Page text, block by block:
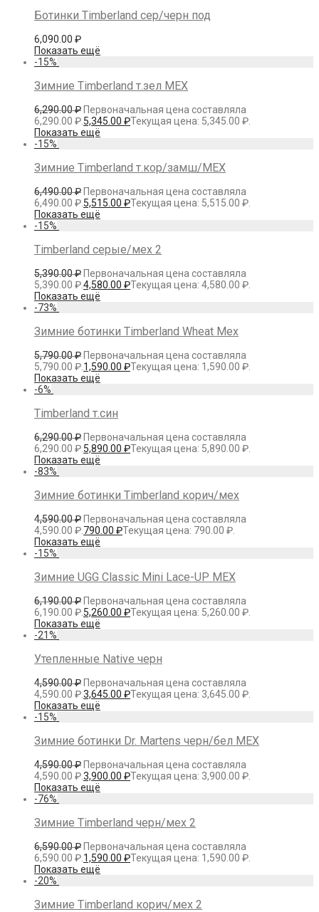
Ботинки Timberland сер/черн под
6,090.00 ₽
Показать ещё
-15%
Зимние Timberland т.зел МЕХ
6,290.00₽ Первоначальная цена составляла
6,290.00 ₽. 5,345.00 ₽Текущая цена: 5,345.00 ₽.
Показать ещё
-15%
Зимние Timberland т.кор/замш/МЕХ
6,490.00₽ Первоначальная цена составляла
6,490.00 ₽. 5,515.00 ₽Текущая цена: 5,515.00 ₽.
Показать ещё
-15%
Timberland серые/мех 2
5,390.00₽ Первоначальная цена составляла
5,390.00 ₽.4,580.00 ₽Текущая цена: 4,580.00 ₽.
Показать ещё
-73%
Зимние ботинки Timberland Wheat Мех
5,790.00₽ Первоначальная цена составляла
5,790.00 ₽. 1,590.00 ₽Текущая цена: 1,590.00 ₽.
Показать ещё
-6%
Timberland т.син
6,290.00₽ Первоначальная цена составляла
6,290.00 ₽. 5,890.00 ₽Текущая цена: 5,890.00 ₽.
Показать ещё
-83%
Зимние ботинки Timberland корич/мех
4,590.00₽ Первоначальная цена составляла
4,590.00 ₽. 790.00 ₽Текущая цена: 790.00 ₽.
Показать ещё
-15%
Зимние UGG Classic Mini Lace-UP МЕХ
6,190.00₽ Первоначальная цена составляла
6,190.00 ₽. 5,260.00 ₽Текущая цена: 5,260.00 ₽.
Показать ещё
-21%
Утепленные Native черн
4,590.00₽ Первоначальная цена составляла
4,590.00 ₽.3,645.00 ₽Текущая цена: 3,645.00 ₽.
Показать ещё
-15%
Зимние ботинки Dr. Martens черн/бел МЕХ
4,590.00₽ Первоначальная цена составляла
4,590.00 ₽.3,900.00 ₽Текущая цена: 3,900.00 ₽.
Показать ещё
-76%
Зимние Timberland черн/мех 2
6,590.00₽ Первоначальная цена составляла
6,590.00 ₽. 1,590.00 ₽Текущая цена: 1,590.00 ₽.
Показать ещё
-20%
Зимние Timberland корич/мех 2